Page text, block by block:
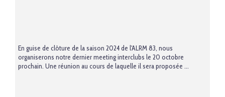
En guise de clôture de la saison 2024 de l'ALRM 83, nous
organiserons notre dernier meeting interclubs le 20 octobre
prochain. Une réunion au cours de laquelle il sera proposée ...